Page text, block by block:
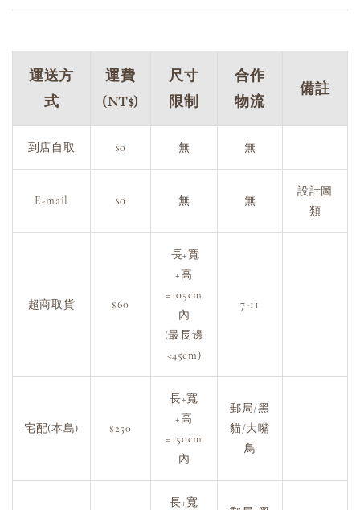
運送方
式
運費
(NT$)
尺寸
限制
合作
物流
備註
到店自取 $0 無 無
E-mail $0 無 無
設計圖
類
超商取貨 $60
長+寬
+高
=105cm
內
(最長邊
<45cm)
7-11
宅配(本島) $250
長+寬
+高
=150cm
內
郵局/黑
貓/大嘴
鳥
長+寬